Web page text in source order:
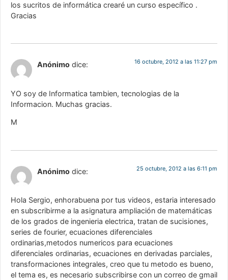
los sucritos de informática crearé un curso específico .
Gracias
Anónimo dice: 16 octubre, 2012 a las 11:27 pm
YO soy de Informatica tambien, tecnologias de la
Informacion. Muchas gracias.
M
Anónimo dice: 25 octubre, 2012 a las 6:11 pm
Hola Sergio, enhorabuena por tus videos, estaria interesado
en subscribirme a la asignatura ampliación de matemáticas
de los grados de ingenieria electrica, tratan de sucisiones,
series de fourier, ecuaciones diferenciales
ordinarias,metodos numericos para ecuaciones
diferenciales ordinarias, ecuaciones en derivadas parciales,
transformaciones integrales, creo que tu metodo es bueno,
el tema es, es necesario subscribirse con un correo de gmail